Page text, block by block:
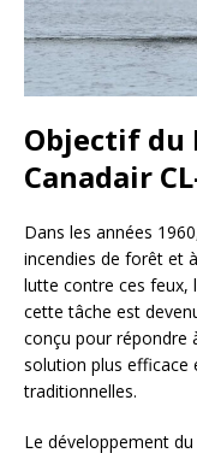
Objectif du
Canadair
Dans les années
incendies de forêt et
lutte contre ces feux,
cette tâche est
conçu pour répondre
solution plus efficace
traditionnelles.
Le développement